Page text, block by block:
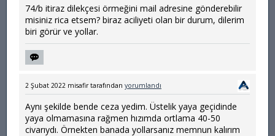
74/b itiraz dilekçesi örmeğini mail adresine gönderebilir
misiniz rica etsem? biraz aciliyeti olan bir durum, dilerim
biri görür ve yollar.
2 Şubat 2022 misafir tarafından yorumlandı
Aynı şekilde bende ceza yedim. Üstelik yaya geçidinde
yaya olmamasına rağmen hızımda ortlama 40-50
civarıydı. Örnekten banada yollarsanız memnun kalırım